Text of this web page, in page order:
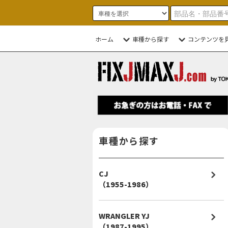
ホーム 車種から探す コンテンツを
車種から探す
CJ
（1955-1986）
WRANGLER YJ